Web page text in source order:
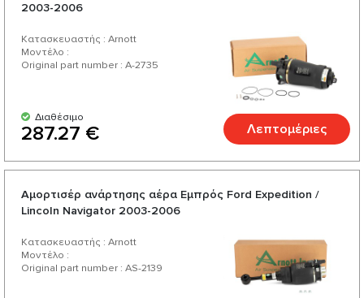
2003-2006
Κατασκευαστής : Arnott
Μοντέλο :
Original part number : A-2735
Διαθέσιμο
287.27 € Λεπτομέριες
Αμορτισέρ ανάρτησης αέρα Εμπρός Ford Expedition /
Lincoln Navigator 2003-2006
Κατασκευαστής : Arnott
Μοντέλο :
Original part number : AS-2139